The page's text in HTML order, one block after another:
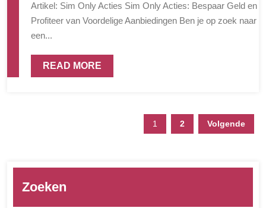
Artikel: Sim Only Acties Sim Only Acties: Bespaar Geld en
Profiteer van Voordelige Aanbiedingen Ben je op zoek naar
een...
READ MORE
1 2 Volgende
Zoeken